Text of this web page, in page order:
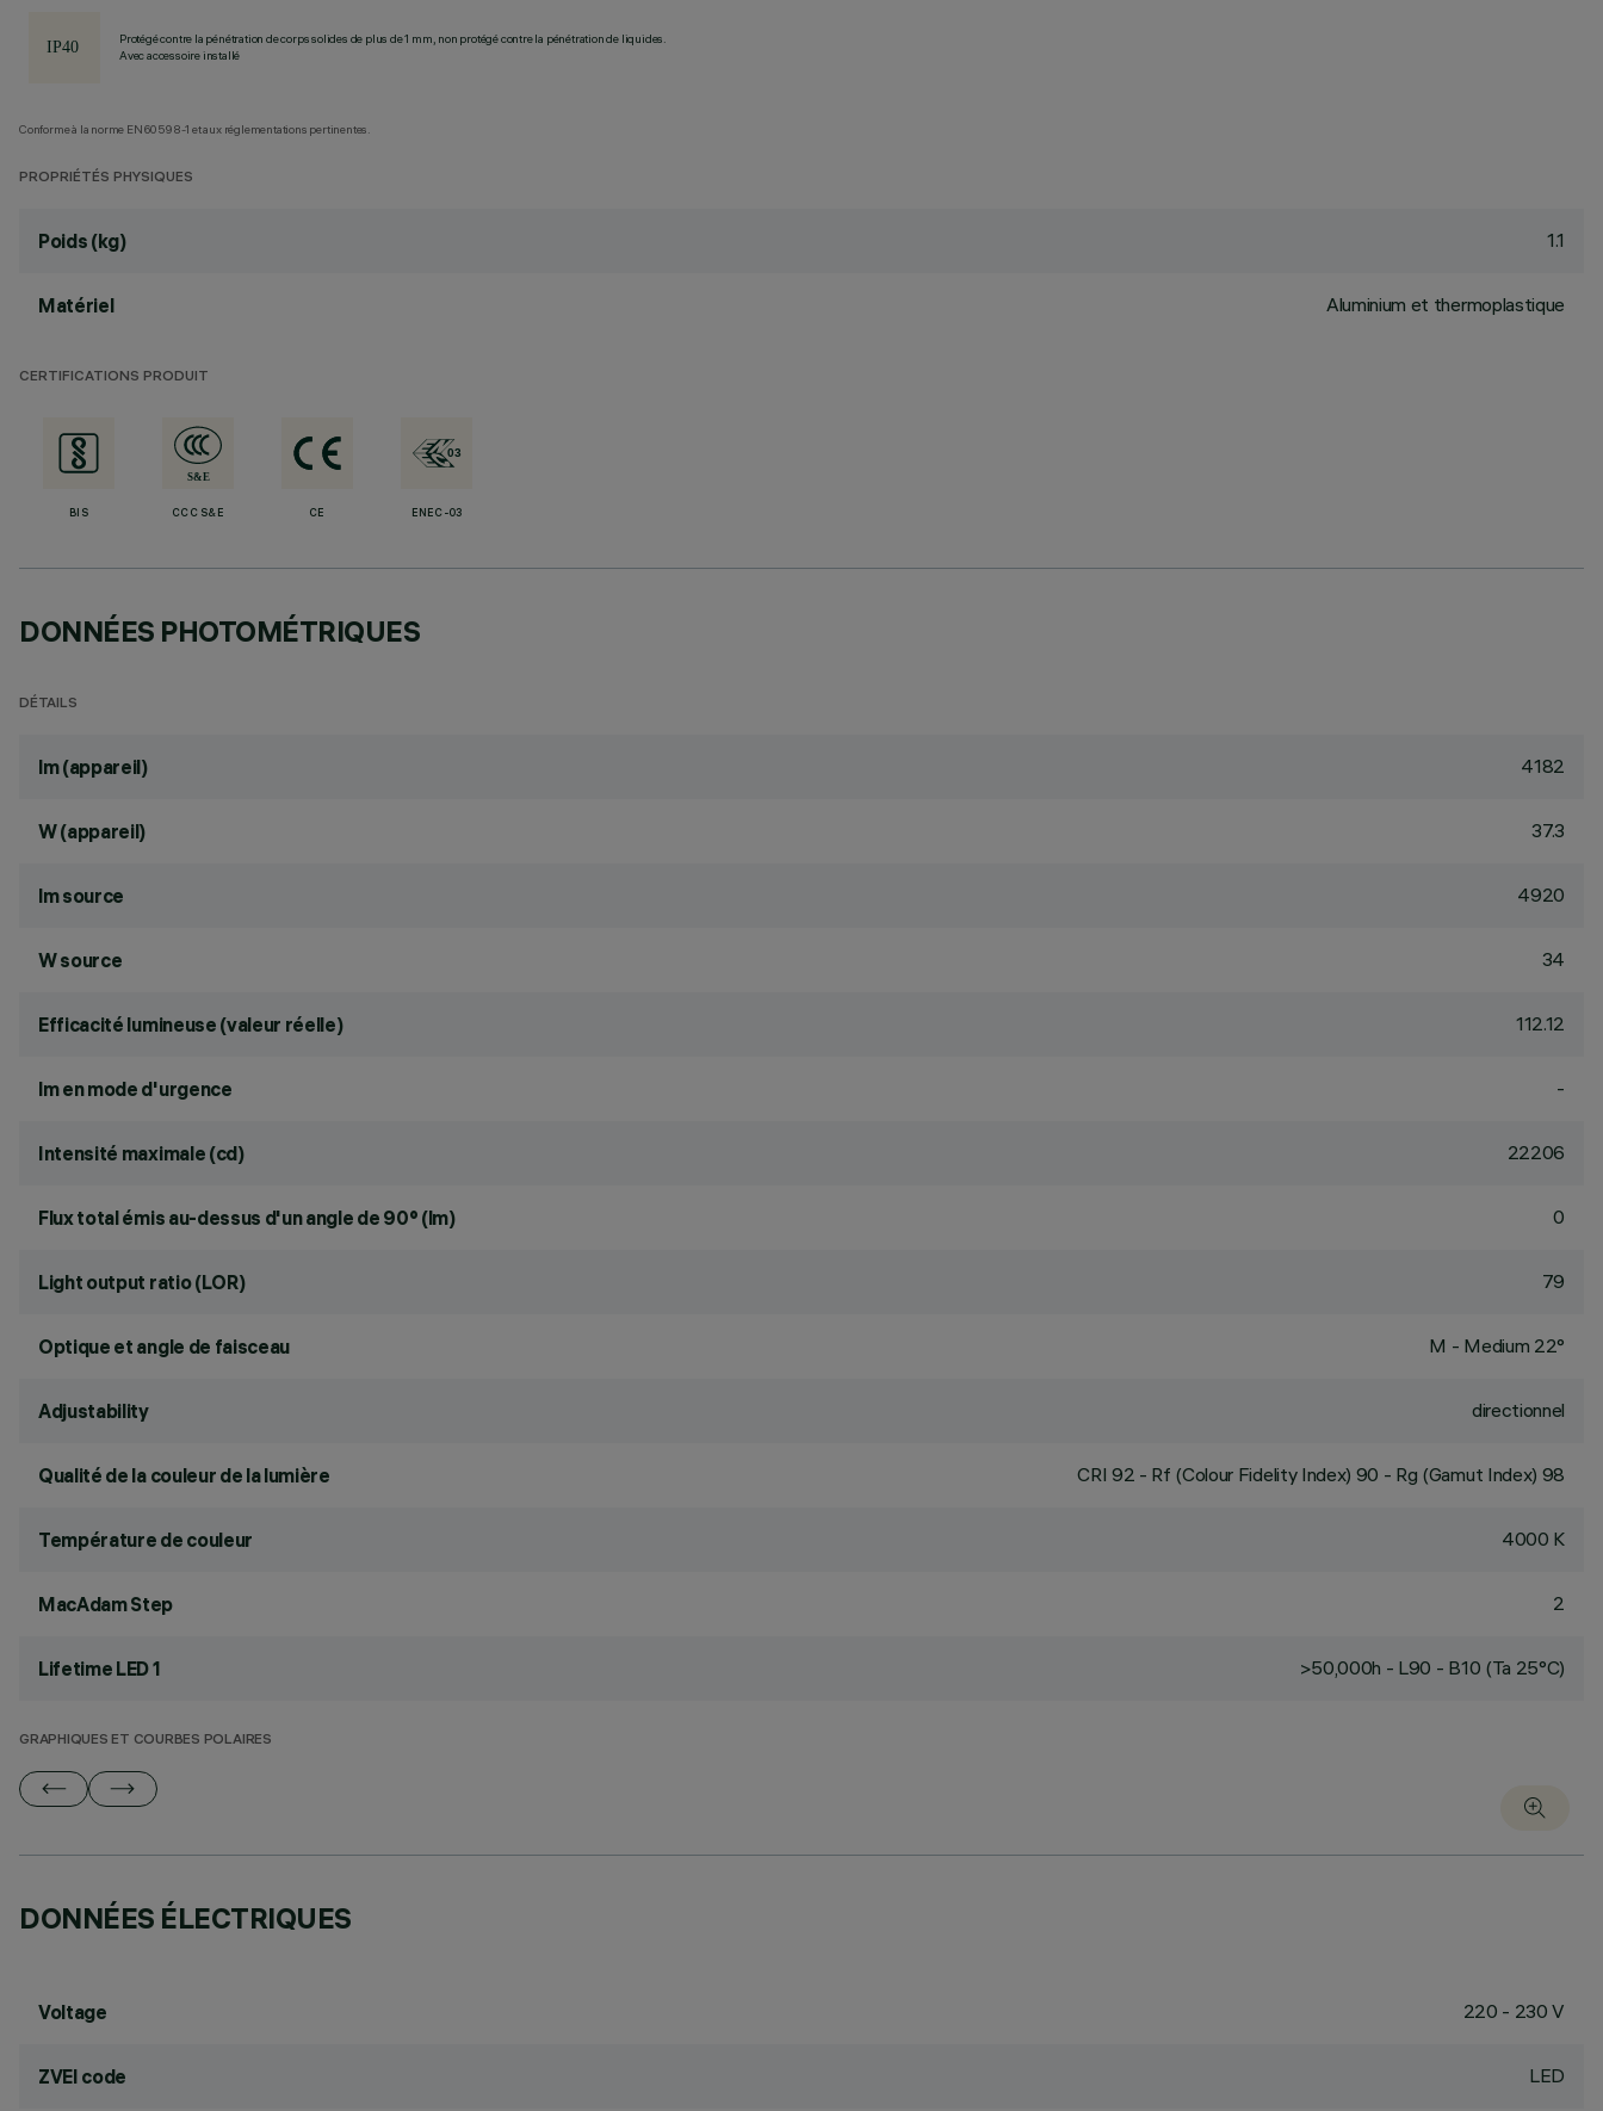
Protégé contre la pénétration de corps solides de plus de 1 mm, non protégé contre la pénétration de liquides.
Avec accessoire installé
Conforme à la norme EN60598-1 et aux réglementations pertinentes.
PROPRIÉTÉS PHYSIQUES
Poids (kg) 1.1
Matériel Aluminium et thermoplastique
CERTIFICATIONS PRODUIT
BIS CCC S&E CE ENEC-03
DONNÉES PHOTOMÉTRIQUES
DÉTAILS
lm (appareil) 4182
W (appareil) 37.3
lm source 4920
W source 34
Efficacité lumineuse (valeur réelle) 112.12
lm en mode d'urgence -
Intensité maximale (cd) 22206
Flux total émis au-dessus d'un angle de 90° (lm) 0
Light output ratio (LOR) 79
Optique et angle de faisceau M - Medium 22°
Adjustability directionnel
Qualité de la couleur de la lumière CRI 92 - Rf (Colour Fidelity Index) 90 - Rg (Gamut Index) 98
Température de couleur 4000 K
MacAdam Step 2
Lifetime LED 1 >50,000h - L90 - B10 (Ta 25°C)
GRAPHIQUES ET COURBES POLAIRES
DONNÉES ÉLECTRIQUES
Voltage 220 - 230 V
ZVEI code LED